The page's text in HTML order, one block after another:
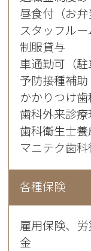
昼食付（お弁
スタッフルー
制服貸与
車通勤可（駐
予防接種補助
かかりつけ
歯科外来診
歯科衛生士
マニテク歯科
各種保険
雇用保険、
金